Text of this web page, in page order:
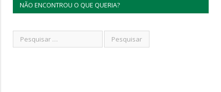
NÃO ENCONTROU O QUE QUERIA?